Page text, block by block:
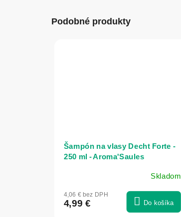
Podobné produkty
Šampón na vlasy Decht Forte -
250 ml - Aroma'Saules
Skladom
4,06 € bez DPH
4,99 € Do košíka